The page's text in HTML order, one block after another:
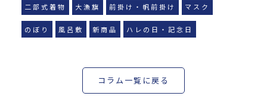
二部式着物 大漁旗 前掛け・帆前掛け マスク
のぼり 風呂敷 新商品 ハレの日・記念日
コラム一覧に戻る